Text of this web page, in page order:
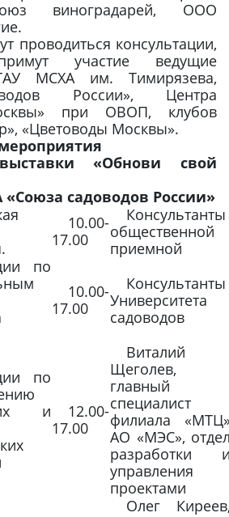
виноградарей, ООО
проводиться консультации,
участие ведущие
МСХА им. Тимирязева,
России», Центра
при ОВОП, клубов
«Цветоводы Москвы».
«Обнови свой
«Союза садоводов России»
10.00-
17.00
Консультанты
общественной
приемной
по
10.00-
17.00
Консультанты
Университета
садоводов
по
и
12.00-
17.00
Виталий
Щеголев,
главный
специалист
филиала
АО «МЭС»,
разработки
управления
проектами
Олег